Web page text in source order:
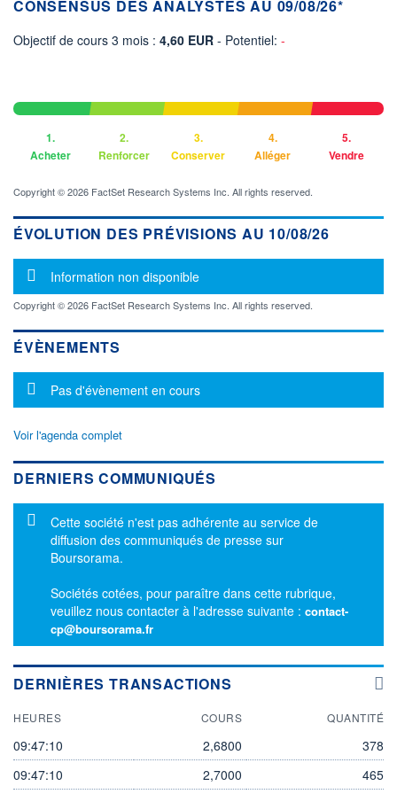
CONSENSUS DES ANALYSTES AU 09/08/26*
Objectif de cours 3 mois : 4,60 EUR - Potentiel: -
1.
Acheter
2.
Renforcer
3.
Conserver
4.
Alléger
5.
Vendre
Copyright © 2026 FactSet Research Systems Inc. All rights reserved.
ÉVOLUTION DES PRÉVISIONS AU 10/08/26
Message d'information
Information non disponible
Copyright © 2026 FactSet Research Systems Inc. All rights reserved.
ÉVÈNEMENTS
Message d'information
Pas d'évènement en cours
Voir l'agenda complet
DERNIERS COMMUNIQUÉS
Message d'information
Cette société n'est pas adhérente au service de
diffusion des communiqués de presse sur
Boursorama.
Sociétés cotées, pour paraître dans cette rubrique,
veuillez nous contacter à l'adresse suivante : contact-
cp@boursorama.fr
DERNIÈRES TRANSACTIONS
HEURES COURS QUANTITÉ
09:47:10 2,6800
378
09:47:10
2,7000 465